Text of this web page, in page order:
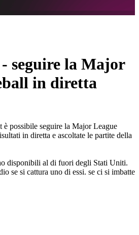
seguire la Major
in diretta
possibile seguire la Major League
in diretta e ascoltate le partite della
disponibili al di fuori degli Stati Uniti.
se si cattura uno di essi. se ci si imbatte